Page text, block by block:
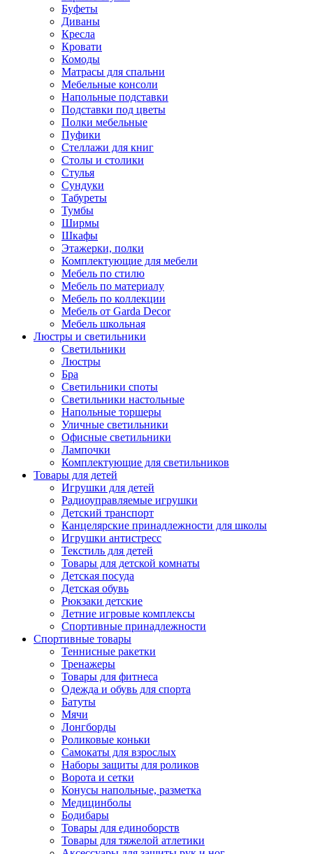
Буфеты
Диваны
Кресла
Кровати
Комоды
Матрасы для спальни
Мебельные консоли
Напольные подставки
Подставки под цветы
Полки мебельные
Пуфики
Стеллажи для книг
Столы и столики
Стулья
Сундуки
Табуреты
Тумбы
Ширмы
Шкафы
Этажерки, полки
Комплектующие для мебели
Мебель по стилю
Мебель по материалу
Мебель по коллекции
Мебель от Garda Decor
Мебель школьная
Люстры и светильники
Светильники
Люстры
Бра
Светильники споты
Светильники настольные
Напольные торшеры
Уличные светильники
Офисные светильники
Лампочки
Комплектующие для светильников
Товары для детей
Игрушки для детей
Радиоуправляемые игрушки
Детский транспорт
Канцелярские принадлежности для школы
Игрушки антистресс
Текстиль для детей
Товары для детской комнаты
Детская посуда
Детская обувь
Рюкзаки детские
Летние игровые комплексы
Спортивные принадлежности
Спортивные товары
Теннисные ракетки
Тренажеры
Товары для фитнеса
Одежда и обувь для спорта
Батуты
Мячи
Лонгборды
Роликовые коньки
Самокаты для взрослых
Наборы защиты для роликов
Ворота и сетки
Конусы напольные, разметка
Медицинболы
Бодибары
Товары для единоборств
Товары для тяжелой атлетики